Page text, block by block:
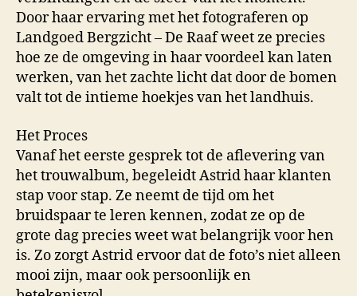
Door haar ervaring met het fotograferen op
Landgoed Bergzicht – De Raaf weet ze precies
hoe ze de omgeving in haar voordeel kan laten
werken, van het zachte licht dat door de bomen
valt tot de intieme hoekjes van het landhuis.
Het Proces
Vanaf het eerste gesprek tot de aflevering van
het trouwalbum, begeleidt Astrid haar klanten
stap voor stap. Ze neemt de tijd om het
bruidspaar te leren kennen, zodat ze op de
grote dag precies weet wat belangrijk voor hen
is. Zo zorgt Astrid ervoor dat de foto’s niet alleen
mooi zijn, maar ook persoonlijk en